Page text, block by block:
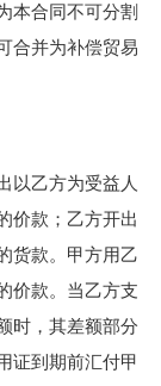
本合同不可分割
合并为补偿贸易
乙方为受益人
价款；乙方开出
货款。甲方用乙
价款。当乙方支
时，其差额部分
证到期前汇付甲